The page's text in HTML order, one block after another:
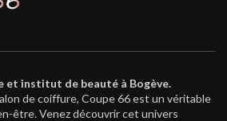
et institut de beauté à Bogève.
de coiffure, Coupe 66 est un véritable
être. Venez découvrir cet univers